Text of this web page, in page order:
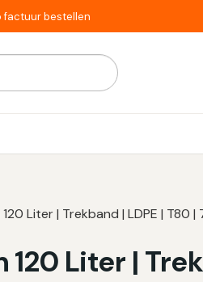
factuur bestellen
beschikbaar zijn, gebruik de
Liter | Trekband | LDPE | T80
Liter |